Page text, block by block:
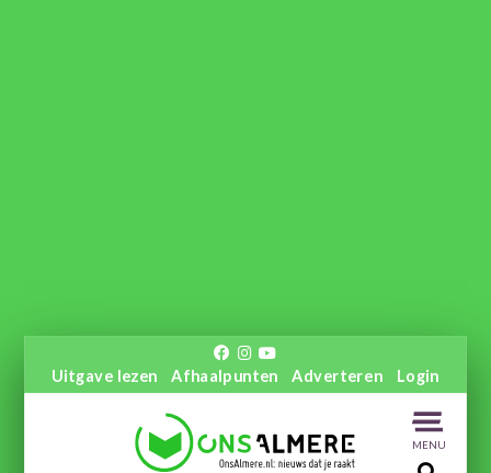
Uitgave lezen Afhaalpunten Adverteren Login
MENU